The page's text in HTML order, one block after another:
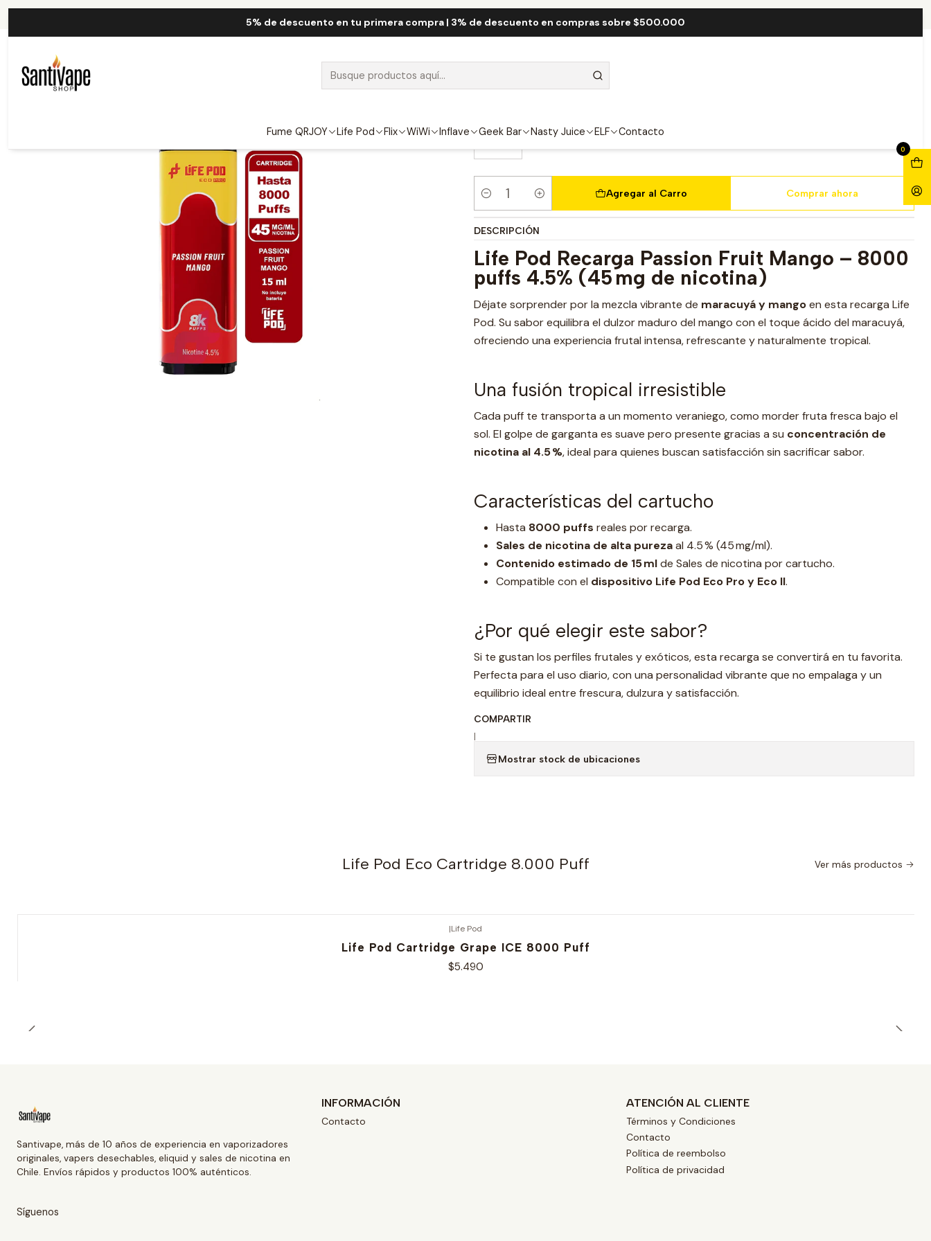
5% de descuento en tu primera compra | 3% de descuento en compras sobre $500.000
Fume QRJOY Life Pod Flix WiWi Inflave Geek Bar Nasty Juice ELF Contacto
0
Life Pod Cartridge Passion Fruit Mango
8000 Puff
FUERZA
Cantidad
Agregar al Carro Comprar ahora
DESCRIPCIÓN
Life Pod Recarga Passion Fruit Mango – 8000
puffs 4.5% (45 mg de nicotina)
Déjate sorprender por la mezcla vibrante de maracuyá y mangoen esta recarga Life
Pod. Su sabor equilibra el dulzor maduro del mango con el toque ácido del maracuyá,
ofreciendo una experiencia frutal intensa, refrescante y naturalmente tropical.
Una fusión tropical irresistible
Cada puff te transporta a un momento veraniego, como morder fruta fresca bajo el
sol. El golpe de garganta es suave pero presente gracias a su concentración de
nicotina al 4.5 %, ideal para quienes buscan satisfacción sin sacrificar sabor.
Características del cartucho
Hasta 8000 puffs reales por recarga.
Sales de nicotina de alta purezaal 4.5 % (45 mg/ml).
Contenido estimado de 15 mlde Sales de nicotina por cartucho.
Compatible con el dispositivo Life Pod Eco Pro y Eco II.
¿Por qué elegir este sabor?
Si te gustan los perfiles frutales y exóticos, esta recarga se convertirá en tu favorita.
Perfecta para el uso diario, con una personalidad vibrante que no empalaga y un
equilibrio ideal entre frescura, dulzura y satisfacción.
COMPARTIR
|
Mostrar stock de ubicaciones
Life Pod Eco Cartridge 8.000 Puff Ver más productos
|Life Pod
Life Pod Cartridge Grape ICE 8000 Puff
$5.490
Santivape, más de 10 años de experiencia en vaporizadores
originales, vapers desechables, eliquid y sales de nicotina en
Chile. Envíos rápidos y productos 100% auténticos.
Síguenos
INFORMACIÓN
Contacto
ATENCIÓN AL CLIENTE
Términos y Condiciones
Contacto
Política de reembolso
Política de privacidad